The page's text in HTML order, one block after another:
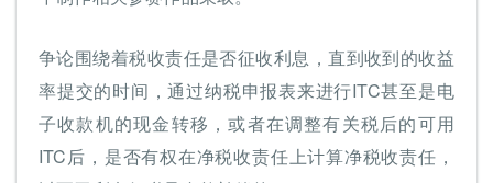
争论围绕着税收责任是否征收利息，直到收到的收益
率提交的时间，通过纳税申报表来进行ITC甚至是电
子收款机的现金转移，或者在调整有关税后的可用
ITC后，是否有权在净税收责任上计算净税收责任，